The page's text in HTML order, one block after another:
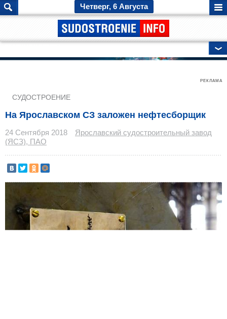
Четверг, 6 Августа
РЕКЛАМА
СУДОСТРОЕНИЕ
На Ярославском СЗ заложен нефтесборщик
24 Сентября 2018
Ярославский судостроительный завод
(ЯСЗ), ПАО